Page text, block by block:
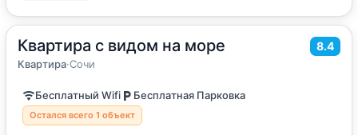
Квартира с видом на море 8.4
Квартира·Сочи
35м2·4 гостя
Квартира
Бесплатный Wifi Бесплатная Парковка
Остался всего 1 объект